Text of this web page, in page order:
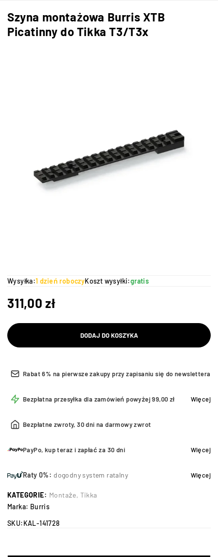
Szyna montażowa Burris XTB
Picatinny do Tikka T3/T3x
Wysyłka:1 dzień roboczyKoszt wysyłki:gratis
311,00zł
DODAJ DO KOSZYKA
Rabat 6% na pierwsze zakupy przy zapisaniu się do newslettera
Bezpłatna przesyłka dla zamówień powyżej 99,00 zł Więcej
Bezpłatne zwroty, 30 dni na darmowy zwrot
PayPo, kup teraz i zapłać za 30 dni Więcej
Raty 0%: dogodny system ratalny Więcej
KATEGORIE: Montaże, Tikka
Marka: Burris
SKU:KAL-141728